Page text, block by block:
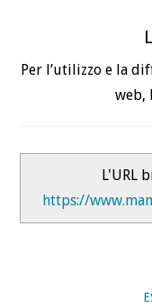
Per l’utilizzo e la
web,
L'URL
https://